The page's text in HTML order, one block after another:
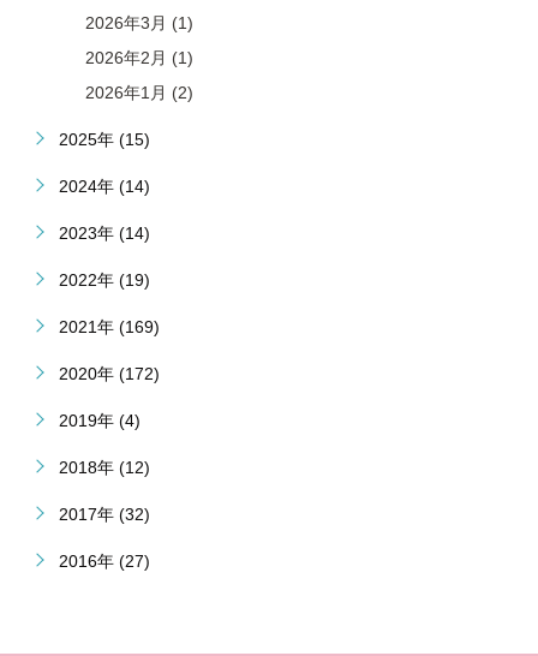
2026年3月 (1)
2026年2月 (1)
2026年1月 (2)
2025年 (15)
2024年 (14)
2023年 (14)
2022年 (19)
2021年 (169)
2020年 (172)
2019年 (4)
2018年 (12)
2017年 (32)
2016年 (27)